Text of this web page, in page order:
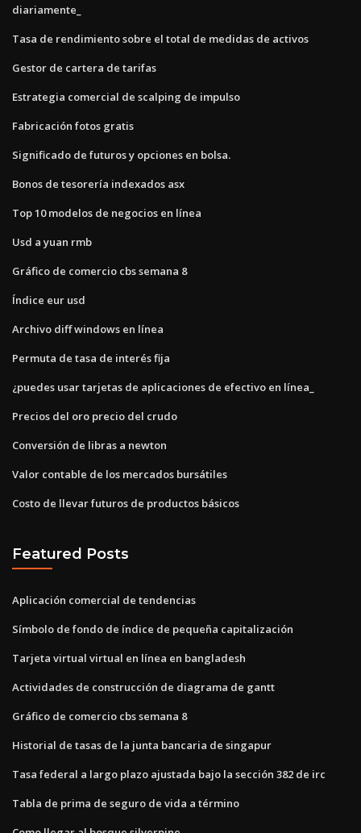
diariamente_
Tasa de rendimiento sobre el total de medidas de activos
Gestor de cartera de tarifas
Estrategia comercial de scalping de impulso
Fabricación fotos gratis
Significado de futuros y opciones en bolsa.
Bonos de tesorería indexados asx
Top 10 modelos de negocios en línea
Usd a yuan rmb
Gráfico de comercio cbs semana 8
Índice eur usd
Archivo diff windows en línea
Permuta de tasa de interés fija
¿puedes usar tarjetas de aplicaciones de efectivo en línea_
Precios del oro precio del crudo
Conversión de libras a newton
Valor contable de los mercados bursátiles
Costo de llevar futuros de productos básicos
Featured Posts
Aplicación comercial de tendencias
Símbolo de fondo de índice de pequeña capitalización
Tarjeta virtual virtual en línea en bangladesh
Actividades de construcción de diagrama de gantt
Gráfico de comercio cbs semana 8
Historial de tasas de la junta bancaria de singapur
Tasa federal a largo plazo ajustada bajo la sección 382 de irc
Tabla de prima de seguro de vida a término